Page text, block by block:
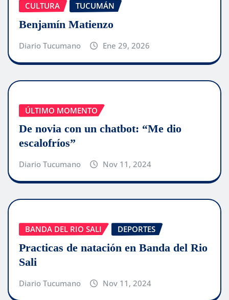
CULTURA TUCUMÁN
Benjamín Matienzo
Diario Tucumano Ene 29, 2026
ÚLTIMO MOMENTO
De novia con un chatbot: “Me dio
escalofríos”
Diario Tucumano Nov 11, 2024
BANDA DEL RIO SALI DEPORTES
Practicas de natación en Banda del Rio
Sali
Diario Tucumano Nov 11, 2024